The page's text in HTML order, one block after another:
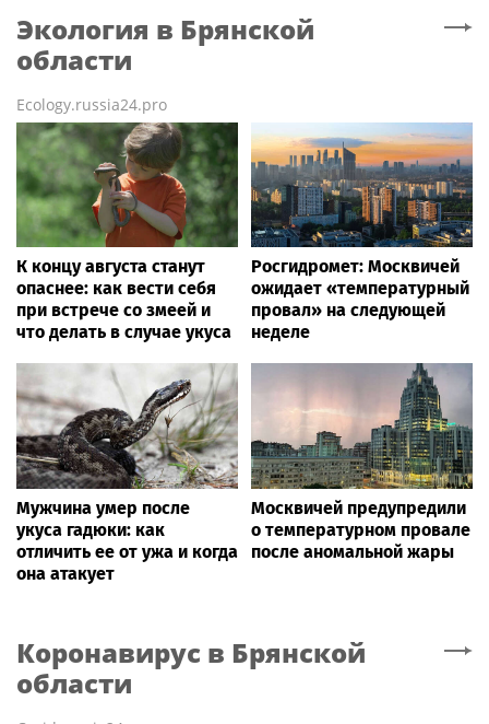
Экология в Брянской
области
Ecology.russia24.pro
К концу августа станут
опаснее: как вести себя
при встрече со змеей и
что делать в случае укуса
Росгидромет: Москвичей
ожидает «температурный
провал» на следующей
неделе
Мужчина умер после
укуса гадюки: как
отличить ее от ужа и когда
она атакует
Москвичей предупредили
о температурном провале
после аномальной жары
Коронавирус в Брянской
области